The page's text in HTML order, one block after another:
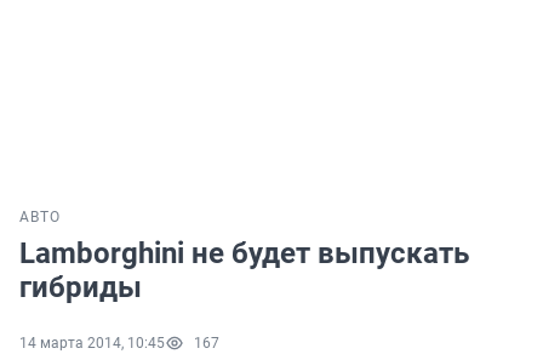
АВТО
Lamborghini не будет выпускать
гибриды
14 марта 2014, 10:45 167